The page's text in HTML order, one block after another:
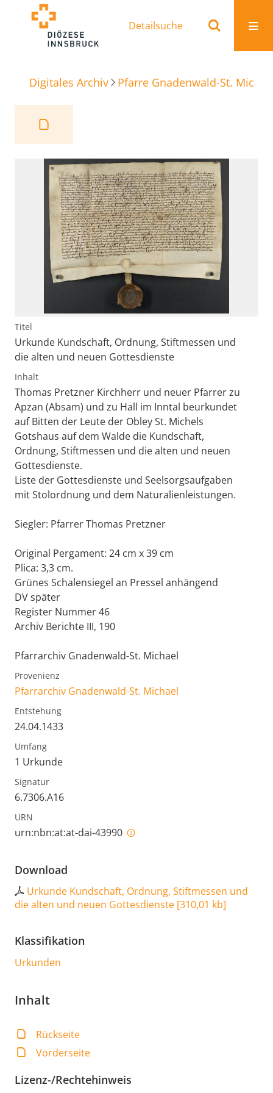
Detailsuche
Digitales Archiv Pfarre Gnadenwald-St.
Titel
Urkunde Kundschaft, Ordnung, Stiftmessen und
die alten und neuen Gottesdienste
Inhalt
Thomas Pretzner Kirchherr und neuer Pfarrer zu
Apzan (Absam) und zu Hall im Inntal beurkundet
auf Bitten der Leute der Obley St. Michels
Gotshaus auf dem Walde die Kundschaft,
Ordnung, Stiftmessen und die alten und neuen
Gottesdienste.
Liste der Gottesdienste und Seelsorgsaufgaben
mit Stolordnung und dem Naturalienleistungen.
Siegler: Pfarrer Thomas Pretzner
Original Pergament: 24 cm x 39 cm
Plica: 3,3 cm.
Grünes Schalensiegel an Pressel anhängend
DV später
Register Nummer 46
Archiv Berichte III, 190
Pfarrarchiv Gnadenwald-St. Michael
Provenienz
Pfarrarchiv Gnadenwald-St. Michael
Entstehung
24.04.1433
Umfang
1 Urkunde
Signatur
6.7306.A16
URN
urn:nbn:at:at-dai-43990
Download
Urkunde Kundschaft, Ordnung, Stiftmessen und
die alten und neuen Gottesdienste [310,01 kb]
Klassifikation
Urkunden
Inhalt
Rückseite
Vorderseite
Lizenz-/Rechtehinweis